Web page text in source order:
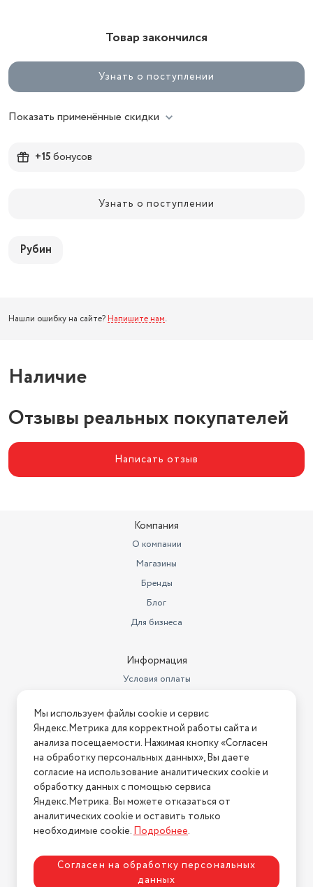
Товар закончился
Узнать о поступлении
Показать применённые скидки
+15бонусов
Узнать о поступлении
Рубин
Нашли ошибку на сайте? Напишите нам.
Наличие
Отзывы реальных покупателей
Написать отзыв
Компания
О компании
Магазины
Бренды
Блог
Для бизнеса
Информация
Условия оплаты
Условия возврата
Нашли ошибку на сайте? Напишите нам
2026 © Интернет-магазин "АстМаркет". У нас есть всё!
Политика конфиденциальности
Мы используем файлы cookie и сервис
Яндекс.Метрика для корректной работы сайта и
анализа посещаемости. Нажимая кнопку «Согласен
на обработку персональных данных», Вы даете
согласие на использование аналитических cookie и
обработку данных с помощью сервиса
Яндекс.Метрика. Вы можете отказаться от
аналитических cookie и оставить только
необходимые cookie.Подробнее.
Согласен на обработку персональных
данных